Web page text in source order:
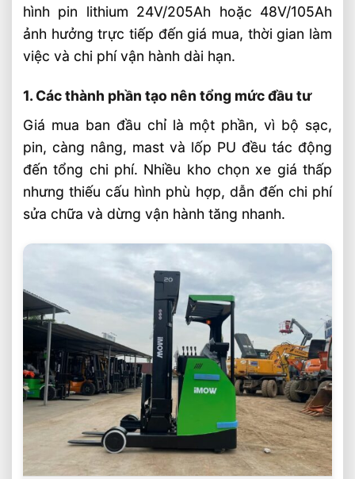
Chọn Loại Bánh Xe Nâng Điện Theo Môi
Trường Làm Việc Phù Hợp
Chọn Tải Trọng Xe Nâng Điện Theo
Trọng Lượng Thực Tế
Chọn Xe Nâng Điện Theo Ngành Phù
Chọn Xe Nâng Điện Phù Hợp Theo Từng
Loại Pallet Tối Ưu Nhất
Chọn Xe Nâng Điện Phù Hợp Theo Chiều
Cao Kệ Hàng Chuẩn Nhất
Xe Nâng Điện Reach Truck 1.8 Tấn Lựa
Chọn Tối Ưu Cho Logistics
Xe Nâng Dầu 3.5 Tấn Động Cơ Isuzu Có
Ưu Điểm Gì
hình pin lithium 24V/205Ah hoặc 48V/105Ah
ảnh hưởng trực tiếp đến giá mua, thời gian làm
việc và chi phí vận hành dài hạn.
1. Các thành phần tạo nên tổng mức đầu tư
Giá mua ban đầu chỉ là một phần, vì bộ sạc,
pin, càng nâng, mast và lốp PU đều tác động
đến tổng chi phí. Nhiều kho chọn xe giá thấp
nhưng thiếu cấu hình phù hợp, dẫn đến chi phí
sửa chữa và dừng vận hành tăng nhanh.